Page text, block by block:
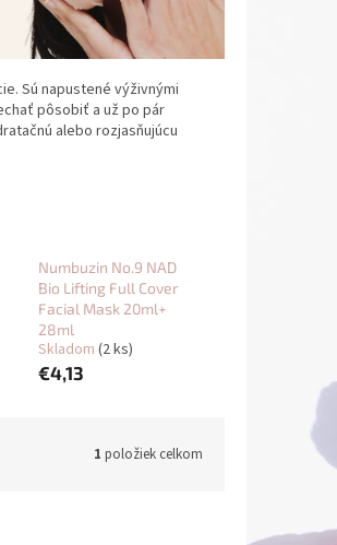
Sú napustené výživnými
pôsobiť a už po pár
alebo rozjasňujúcu
Numbuzin No.9 NAD
Bio Lifting Full Cover
Facial Mask 20ml+
28ml
Skladom (2 ks)
€4,13
1 položiek celkom